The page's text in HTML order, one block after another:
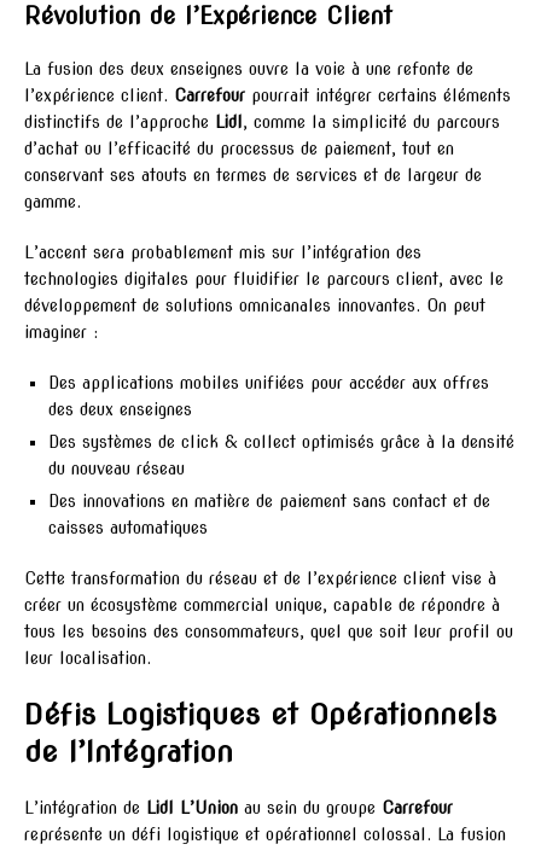
Révolution de l’Expérience Client
La fusion des deux enseignes ouvre la voie à une refonte de
l’expérience client. Carrefour pourrait intégrer certains éléments
distinctifs de l’approche Lidl , comme la simplicité du parcours
d’achat ou l’efficacité du processus de paiement, tout en
conservant ses atouts en termes de services et de largeur de
gamme.
L’accent sera probablement mis sur l’intégration des
technologies digitales pour fluidifier le parcours client, avec le
développement de solutions omnicanales innovantes. On peut
imaginer :
Des applications mobiles unifiées pour accéder aux offres
des deux enseignes
Des systèmes de click & collect optimisés grâce à la densité
du nouveau réseau
Des innovations en matière de paiement sans contact et de
caisses automatiques
Cette transformation du réseau et de l’expérience client vise à
créer un écosystème commercial unique, capable de répondre à
tous les besoins des consommateurs, quel que soit leur profil ou
leur localisation.
Défis Logistiques et Opérationnels
de l’Intégration
L’intégration de Lidl L’Union au sein du groupe Carrefour
représente un défi logistique et opérationnel colossal. La fusion